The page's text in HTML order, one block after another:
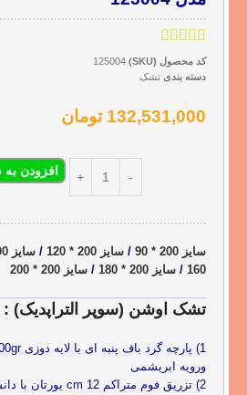
کد محصول (SKU)
125004
دسته بندی تشک
132,531,000 تومان
افزودن
سایز 200 * 90 / سایز 200 * 120 / سایز 200 * 140
160
/ سایز 200 * 180 / سایز 200 * 200
تشک اوشن (سوپر التراپدیک) :
ورویه ابریشمی